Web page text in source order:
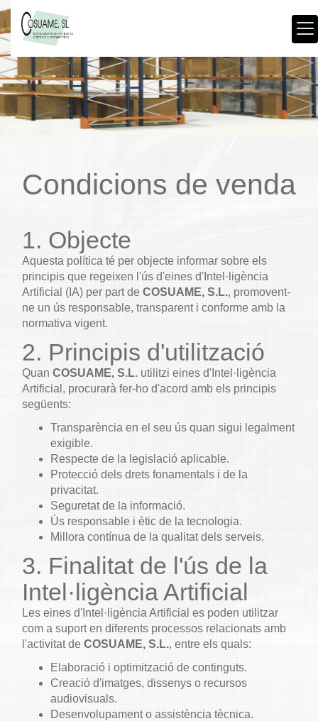
Condicions de venda
1. Objecte
Aquesta política té per objecte informar sobre els
principis que regeixen l'ús d'eines d'Intel·ligència
Artificial (IA) per part de COSUAME, S.L., promovent-
ne un ús responsable, transparent i conforme amb la
normativa vigent.
2. Principis d'utilització
Quan COSUAME, S.L. utilitzi eines d'Intel·ligència
Artificial, procurarà fer-ho d'acord amb els principis
següents:
Transparència en el seu ús quan sigui legalment
exigible.
Respecte de la legislació aplicable.
Protecció dels drets fonamentals i de la
privacitat.
Seguretat de la informació.
Ús responsable i ètic de la tecnologia.
Millora contínua de la qualitat dels serveis.
3. Finalitat de l'ús de la
Intel·ligència Artificial
Les eines d'Intel·ligència Artificial es poden utilitzar
com a suport en diferents processos relacionats amb
l'activitat de COSUAME, S.L., entre els quals:
Elaboració i optimització de continguts.
Creació d'imatges, dissenys o recursos
audiovisuals.
Desenvolupament o assistència tècnica.